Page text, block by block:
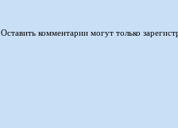
Оставить комментарии могут только